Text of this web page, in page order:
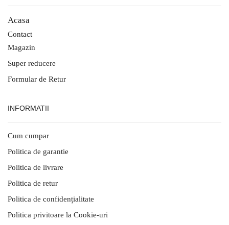
Acasa
Contact
Magazin
Super reducere
Formular de Retur
INFORMATII
Cum cumpar
Politica de garantie
Politica de livrare
Politica de retur
Politica de confidențialitate
Politica privitoare la Cookie-uri